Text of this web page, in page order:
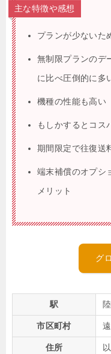
主な特徴や感想
プランが少ないた
無制限プランのデ
に比べ圧倒的に多
機種の性能も高い
もしかするとコス
期間限定で往復送
端末補償のオプシ
メリット
グ
駅
市区町村
住所